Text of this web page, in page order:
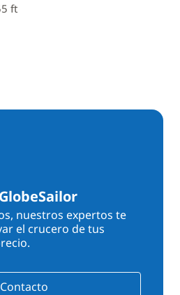
ft
nuestros expertos te
el crucero de tus
Contacto